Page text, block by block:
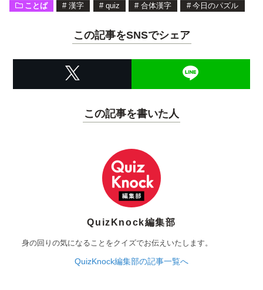
ことば # 漢字 # quiz # 合体漢字 # 今日のパズル
この記事をSNSでシェア
この記事を書いた人
QuizKnock編集部
身の回りの気になることをクイズでお伝えいたします。
QuizKnock編集部の記事一覧へ